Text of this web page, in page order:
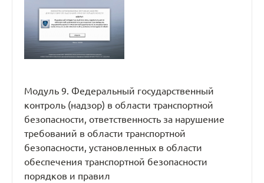
Модуль 9. Федеральный государственный
контроль (надзор) в области транспортной
безопасности, ответственность за нарушение
требований в области транспортной
безопасности, установленных в области
обеспечения транспортной безопасности
порядков и правил